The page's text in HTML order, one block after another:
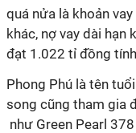
quá nửa là khoản
khác, nợ vay dài hạn
đạt 1.022 tỉ đồng
Phong Phú là tên
song cũng tham gia
như Green Pearl